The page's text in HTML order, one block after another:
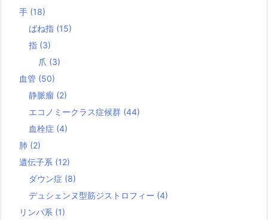
手 (18)
ばね指 (15)
指 (3)
爪 (3)
血管 (50)
静脈瘤 (2)
エコノミークラス症候群 (44)
血栓症 (4)
肺 (2)
遺伝子系 (12)
ダウン症 (8)
デュシェンヌ型筋ジストロフィー (4)
リンパ系 (1)